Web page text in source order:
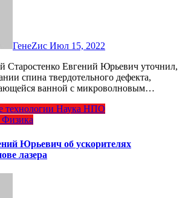
ГенеZис Июл 15, 2022
спина твердотельного дефекта,
ванной с микроволновым…
технологии Наука НПО
Физика
Юрьевич об ускорителях
лазера